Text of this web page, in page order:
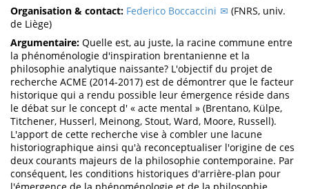
Organisation & contact: Federico Boccaccini
(FNRS, univ.
de Liège)
Argumentaire: Quelle est, au juste, la racine commune entre
la phénoménologie d'inspiration brentanienne et la
philosophie analytique naissante? L'objectif du projet de
recherche ACME (2014-2017) est de démontrer que le facteur
historique qui a rendu possible leur émergence réside dans
le débat sur le concept d' « acte mental » (Brentano, Külpe,
Titchener, Husserl, Meinong, Stout, Ward, Moore, Russell).
L'apport de cette recherche vise à combler une lacune
historiographique ainsi qu'à reconceptualiser l'origine de ces
deux courants majeurs de la philosophie contemporaine. Par
conséquent, les conditions historiques d'arrière-plan pour